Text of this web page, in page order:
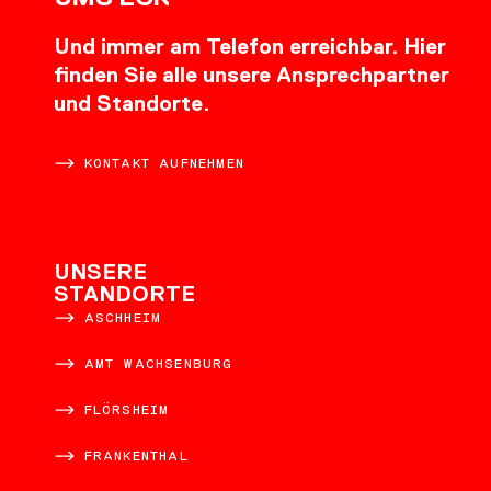
Und immer am Telefon erreichbar. Hier
finden Sie alle unsere Ansprechpartner
und Standorte.
KONTAKT AUFNEHMEN
UNSERE
STANDORTE
ASCHHEIM
AMT WACHSENBURG
FLÖRSHEIM
FRANKENTHAL